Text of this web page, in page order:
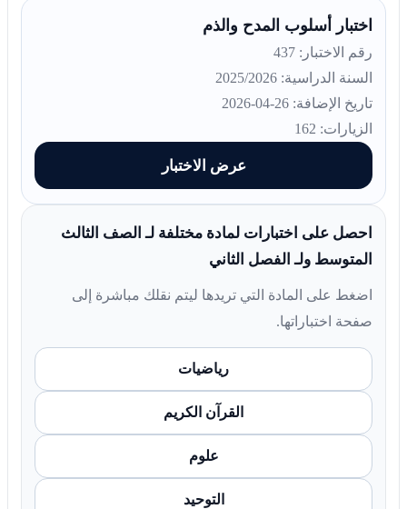
اختبار أسلوب المدح والذم
رقم الاختبار: 437
السنة الدراسية: 2025/2026
تاريخ الإضافة: 26-04-2026
الزيارات: 162
عرض الاختبار
احصل على اختبارات لمادة مختلفة لـ الصف الثالث
المتوسط ولـ الفصل الثاني
اضغط على المادة التي تريدها ليتم نقلك مباشرة إلى
صفحة اختباراتها.
رياضيات
القرآن الكريم
علوم
التوحيد